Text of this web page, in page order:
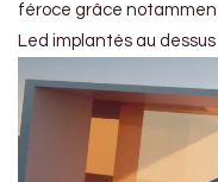
féroce grâce
Led implantés au